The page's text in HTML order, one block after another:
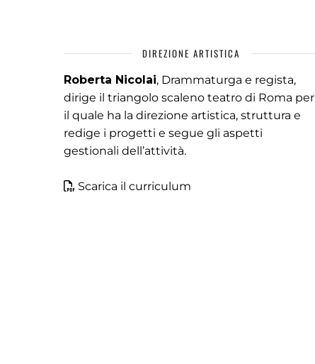
DIREZIONE ARTISTICA
Roberta Nicolai, Drammaturga e regista,
dirige il triangolo scaleno teatro di Roma per
il quale ha la direzione artistica, struttura e
redige i progetti e segue gli aspetti
gestionali dell’attività.
Scarica il curriculum